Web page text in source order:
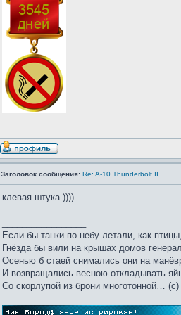
Заголовок сообщения: Re: A-10 Thunderbolt II
клевая штука ))))
Если бы танки по небу летали, как птицы,
Гнёзда бы вили на крышах домов
Осенью б стаей снимались они на
И возвращались весною откладывать
Со скорлупой из брони многотонной… (c)